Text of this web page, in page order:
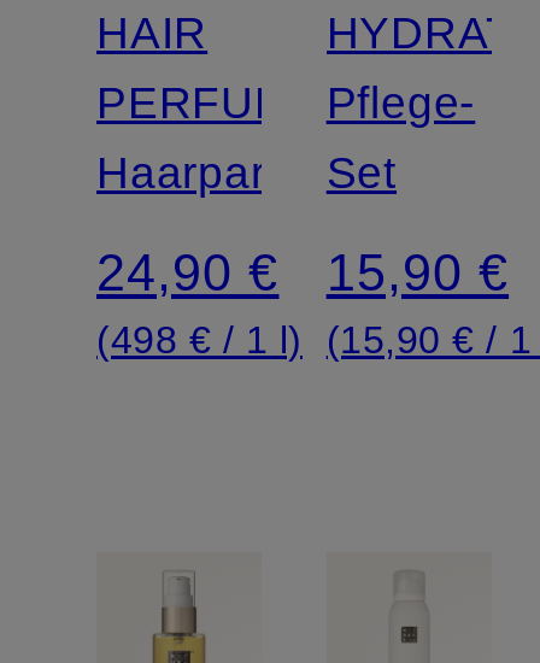
HAIR
PERFUME
Haarparfum
24,90 €
(498 € / 1 l)
Pflege-
Set
15,90 €
(15,90 € /